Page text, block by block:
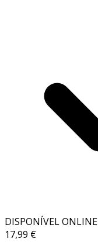
DISPONÍVEL ONLINE
17,99 €